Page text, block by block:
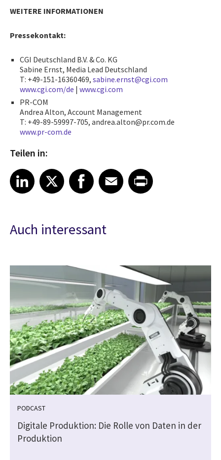
WEITERE INFORMATIONEN
Pressekontakt:
CGI Deutschland B.V. & Co. KG
Sabine Ernst, Media Lead Deutschland
T: +49-151-16360469, sabine.ernst@cgi.com
www.cgi.com/de | www.cgi.com
PR-COM
Andrea Alton, Account Management
T: +49-89-59997-705, andrea.alton@pr.com.de
www.pr-com.de
Teilen in:
Share article on LinkedIn
LinkedIn
Share article on XShare article on Facebook
Facebook
Share article on Email
EmailShare article on Print
Auch interessant
PODCAST
Digitale Produktion: Die Rolle von Daten in der
Produktion